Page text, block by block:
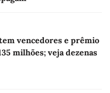
vencedores e prêmio
milhões; veja dezenas